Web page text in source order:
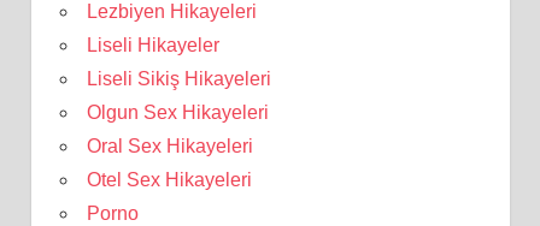
Lezbiyen Hikayeleri
Liseli Hikayeler
Liseli Sikiş Hikayeleri
Olgun Sex Hikayeleri
Oral Sex Hikayeleri
Otel Sex Hikayeleri
Porno